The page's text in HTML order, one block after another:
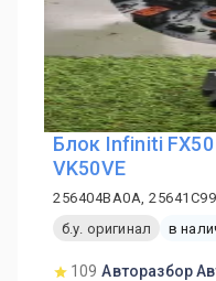
Блок Infiniti FX50
VK50VE
256404BA0A,
б.у. оригинал
в
109 Авторазбор